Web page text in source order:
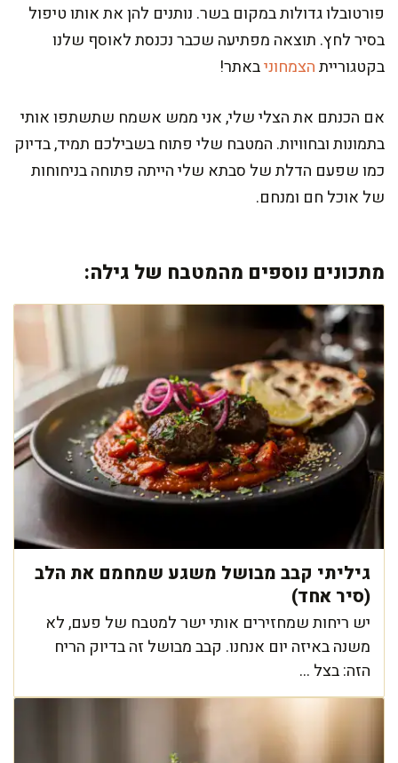
פורטובלו גדולות במקום בשר. נותנים להן את אותו טיפול
בסיר לחץ. תוצאה מפתיעה שכבר נכנסת לאוסף שלנו
בקטגורייתהצמחוניבאתר!
אם הכנתם את הצלי שלי, אני ממש אשמח שתשתפו אותי
בתמונות ובחוויות. המטבח שלי פתוח בשבילכם תמיד, בדיוק
כמו שפעם הדלת של סבתא שלי הייתה פתוחה בניחוחות
של אוכל חם ומנחם.
מתכונים נוספים מהמטבח של גילה:
גיליתי קבב מבושל משגע שמחמם את הלב
(סיר אחד)
יש ריחות שמחזירים אותי ישר למטבח של פעם, לא
משנה באיזה יום אנחנו. קבב מבושל זה בדיוק הריח
הזה: בצל ...